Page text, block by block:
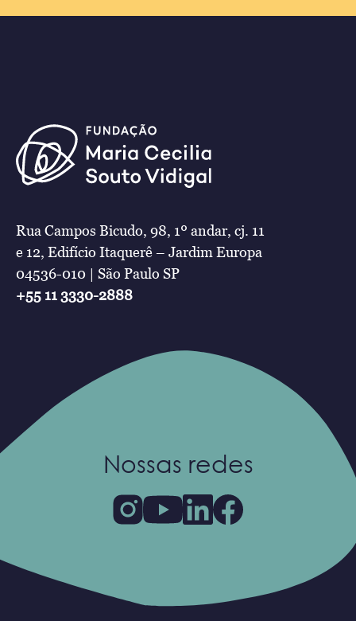
Rua Campos Bicudo, 98, 1º andar, cj. 11
e 12, Edifício Itaquerê – Jardim Europa
04536-010 | São Paulo SP
+55 11 3330-2888
Nossas redes